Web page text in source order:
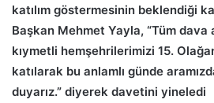
katılım göstermesinin beklendiği
Başkan Mehmet Yayla, “Tüm dava
kıymetli hemşehrilerimizi 15.
katılarak bu anlamlı günde
duyarız.” diyerek davetini yineledi